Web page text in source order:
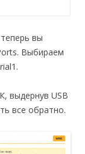
вы
Выбираем
выдернув USB
все обратно.